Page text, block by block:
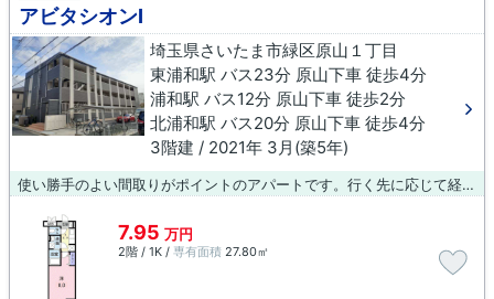
アビタシオンⅠ
埼玉県さいたま市緑区原山１丁目
東浦和駅 バス23分 原山下車 徒歩4分
浦和駅 バス12分 原山下車 徒歩2分
北浦和駅 バス20分 原山下車 徒歩4分
3階建 / 2021年 3月(築5年)
使い勝手のよい間取りがポイントのアパートです。行く先に応じて経路を選べる、2駅利用可能な物件です。さいたま市緑区エリアにある賃貸情報のことなら、地域に密着した当社へお任せ下さい。当社は、多種多様な賃貸情報を取り扱っております。ご要望や不明な点などございましたら、お気軽にご連絡下さい。
7.95 万円
2階 / 1K / 専有面積 27.80㎡